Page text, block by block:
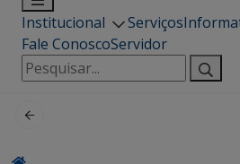
Institucional Serviços
Fale ConoscoServidor
Pesquisar
por: